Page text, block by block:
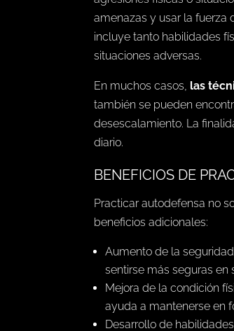
amenazas y usar la fuerza
incluye tanto habilidades
situaciones adversas.
En muchos casos, las
también se pueden
desescalamiento. La
diario.
BENEFICIOS DE
Practicar autodefensa no
beneficios adicionales:
Aumento de la
sentirse más seguras en
Mejora de la condición
ayuda a mantenerse en
Desarrollo de